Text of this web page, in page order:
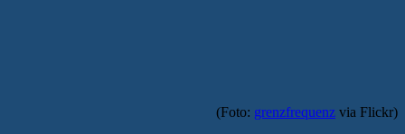
(Foto: grenzfrequenz via Flickr)